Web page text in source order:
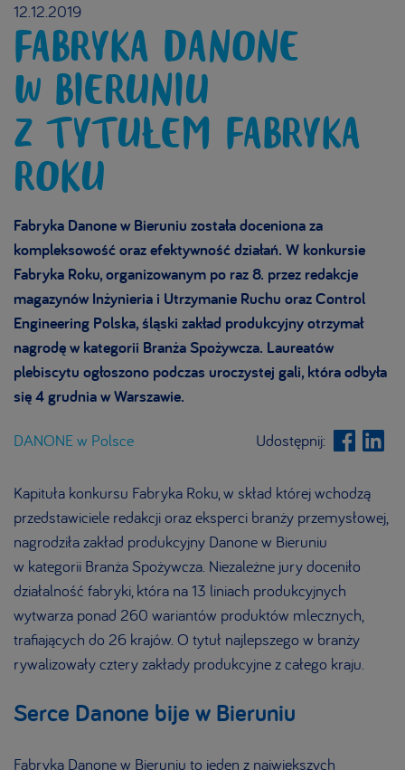
12.12.2019
FABRYKA DANONE
W BIERUNIU
Z TYTUŁEM FABRYKA
ROKU
Fabryka Danone w Bieruniu została doceniona za
kompleksowość oraz efektywność działań. W konkursie
Fabryka Roku, organizowanym po raz 8. przez redakcje
magazynów Inżynieria i Utrzymanie Ruchu oraz Control
Engineering Polska, śląski zakład produkcyjny otrzymał
nagrodę w kategorii Branża Spożywcza. Laureatów
plebiscytu ogłoszono podczas uroczystej gali, która odbyła
się 4 grudnia w Warszawie.
DANONE w Polsce Udostępnij:
Kapituła konkursu Fabryka Roku, w skład której wchodzą
przedstawiciele redakcji oraz eksperci branży przemysłowej,
nagrodziła zakład produkcyjny Danone w Bieruniu
w kategorii Branża Spożywcza. Niezależne jury doceniło
działalność fabryki, która na 13 liniach produkcyjnych
wytwarza ponad 260 wariantów produktów mlecznych,
trafiających do 26 krajów. O tytuł najlepszego w branży
rywalizowały cztery zakłady produkcyjne z całego kraju.
Serce Danone bije w Bieruniu
Fabryka Danone w Bieruniu to jeden z największych